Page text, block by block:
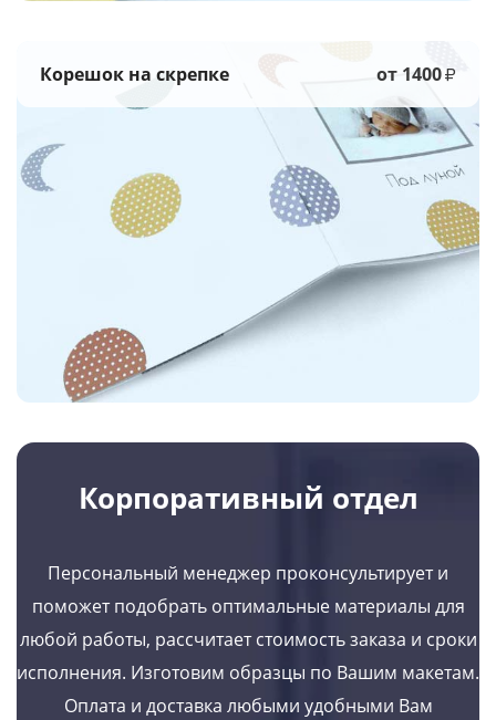
Корешок на скрепке от 1400₽
Корпоративный отдел
Персональный менеджер проконсультирует и
поможет подобрать оптимальные материалы для
любой работы, рассчитает стоимость заказа и сроки
исполнения. Изготовим образцы по Вашим макетам.
Оплата и доставка любыми удобными Вам